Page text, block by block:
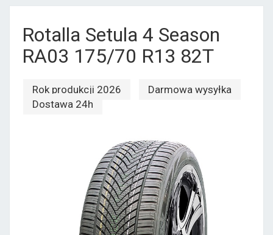
Rotalla Setula 4 Season
RA03 175/70 R13 82T
Rok produkcji 2026
Darmowa wysyłka
Dostawa 24h